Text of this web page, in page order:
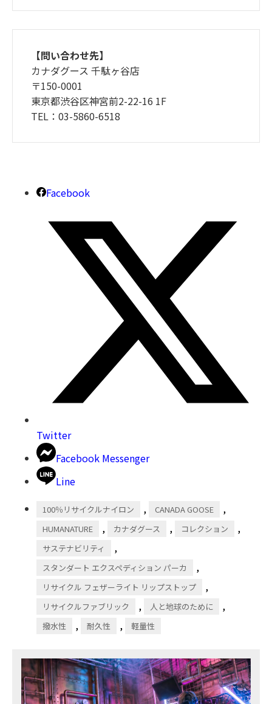
【問い合わせ先】
カナダグース 千駄ヶ谷店
〒150-0001
東京都渋谷区神宮前2-22-16 1F
TEL：03-5860-6518
Facebook
Twitter
Facebook Messenger
Line
100％リサイクルナイロン , CANADA GOOSE ,
HUMANATURE , カナダグース , コレクション ,
サステナビリティ ,
スタンダート エクスペディション パーカ ,
リサイクル フェザーライト リップストップ ,
リサイクルファブリック , 人と地球のために ,
撥水性 , 耐久性 , 軽量性